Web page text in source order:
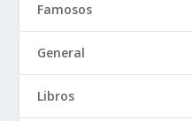
Famosos
General
Libros